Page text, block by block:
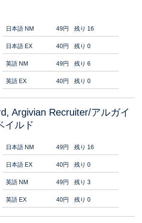
日本語 NM 49円 残り 16
日本語 EX 40円 残り 0
英語 NM 49円 残り 6
英語 EX 40円 残り 0
Argivian Recruiter/アルガイ
イルド
日本語 NM 49円 残り 16
日本語 EX 40円 残り 0
英語 NM 49円 残り 3
英語 EX 40円 残り 0